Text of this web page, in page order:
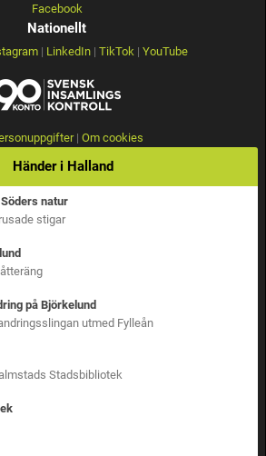
Facebook
Nationellt
| LinkedIn| TikTok | YouTube
| Om cookies
Händer i Halland
natur
stigar
på Björkelund
utmed Fylleån
Stadsbibliotek